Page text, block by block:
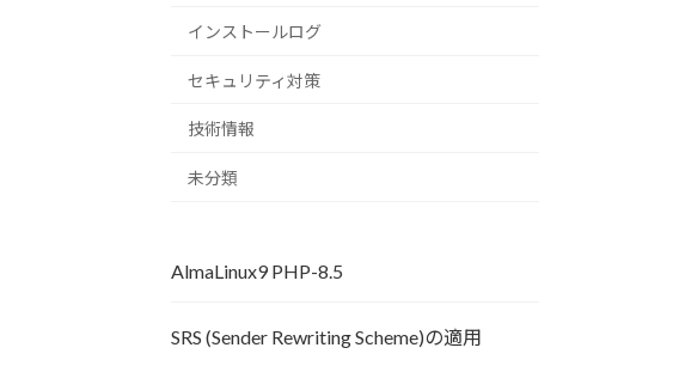
インストールログ
セキュリティ対策
技術情報
未分類
AlmaLinux9 PHP-8.5
SRS (Sender Rewriting Scheme)の適用